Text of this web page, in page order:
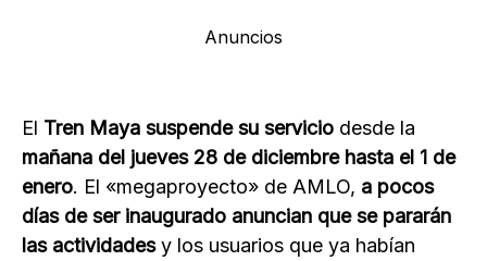
Anuncios
El Tren Maya suspende su servicio desde la
mañana del jueves 28 de diciembre hasta el 1 de
enero. El «megaproyecto» de AMLO, a pocos
días de ser inaugurado anuncian que se pararán
las actividadesy los usuarios que ya habían